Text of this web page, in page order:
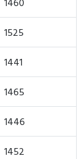
1525
1441
1465
1446
1452